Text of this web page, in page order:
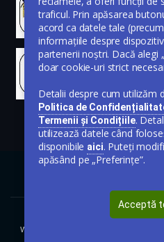
www.publicare-anunt-ziar.ro ©
traficul. Prin apăsarea
acord ca datele tale
informațiile despre
partenerii noștri. Dacă alegi
doar cookie-uri strict
Detalii despre cum utilizăm
Politica de
Termenii și Condițiile.
utilizează datele când
disponibile aici. Puteți
apăsând pe „Preferințe”.
Acceptă